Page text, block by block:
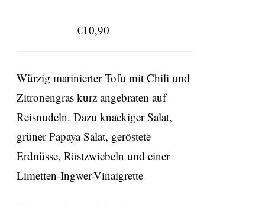
€10,90
Würzig marinierter Tofu mit Chili und
Zitronengras kurz angebraten auf
Reisnudeln. Dazu knackiger Salat,
grüner Papaya Salat, geröstete
Erdnüsse, Röstzwiebeln und einer
Limetten-Ingwer-Vinaigrette